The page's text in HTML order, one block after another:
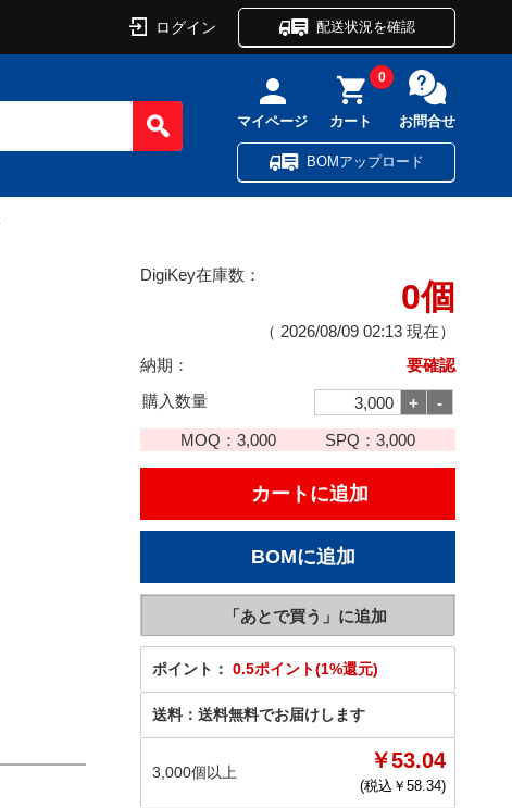
ログイン 配送状況を確認
マイページ カート
0
お問合せ
BOMアップロード
DigiKey在庫数：
0個
（ 2026/08/09 02:13 現在）
納期：
要確認
購入数量
MOQ：3,000 SPQ： 3,000
ポイント： 0.5ポイント(1%還元)
送料： 送料無料でお届けします
3,000個以上 ￥53.04
(税込￥ 58.34)